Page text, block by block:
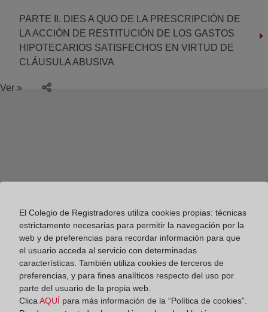
PARTE II. DIES A QUO DE LA PRESCRIPCIÓN DE
LA ACCIÓN DE RESTITUCIÓN DE LOS GASTOS
HIPOTECARIOS SATISFECHOS EN VIRTUD DE
CLÁUSULA ABUSIVA
Ver »
Colegio de Registradores
El Colegio de Registradores utiliza cookies propias: técnicas
estrictamente necesarias para permitir la navegación por la
web y de preferencias para recordar información para que
el usuario acceda al servicio con determinadas
características. También utiliza cookies de terceros de
preferencias, y para fines analíticos respecto del uso por
parte del usuario de la propia web.
Clica AQUÍ para más información de la “Política de cookies”.